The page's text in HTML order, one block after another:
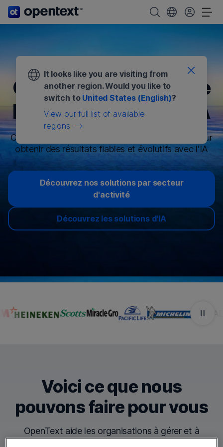
Page d'accueil d'OpenText. Rechercher
Choisissez
Gestion sécurisée de
l'information pour l'IA
Contrôlez les informations de votre entreprise pour
obtenir des résultats fiables et évolutifs avec l'IA
Découvrez nos solutions par secteur
d'activité
Découvrez les solutions d'IA
Voici ce que nous
pouvons faire pour vous
OpenText aide les organisations à gérer et à
connecter en toute sécurité les données à l'échelle
It looks like you are visiting from
another region. Would you like to
switch to United States (English)?
View our full list of available
regions